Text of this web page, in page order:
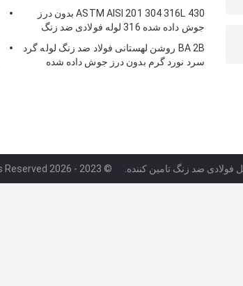
ASTM AISI 201 304 316L 430 بدون درز
جوش داده شده 316 لوله فولادی ضد زنگ
BA 2B روشن لهستانی فولاد ضد زنگ لوله گرد
سرد نورد گرم بدون درز جوش داده شده
فولادی ضد زنگ تامین کننده. © 2023 - 2026 Jiangsu TISCO TPCO Metal Products Co.,Ltd.. All Rights Reserved.